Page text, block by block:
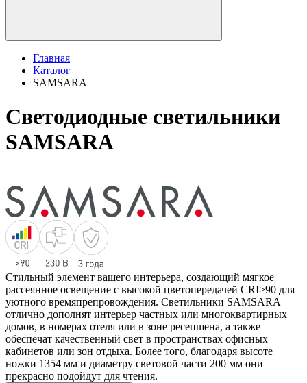
Главная
Каталог
SAMSARA
Светодиодные светильники
SAMSARA
Стильный элемент вашего интерьера, создающий мягкое
рассеянное освещение с высокой цветопередачей CRI>90 для
уютного времяпрепровождения. Светильники SAMSARA
отлично дополнят интерьер частных или многоквартирных
домов, в номерах отеля или в зоне ресепшена, а также
обеспечат качественный свет в пространствах офисных
кабинетов или зон отдыха. Более того, благодаря высоте
ножки 1354 мм и диаметру световой части 200 мм они
прекрасно подойдут для чтения.